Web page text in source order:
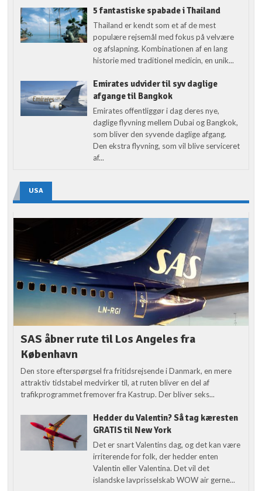
5 fantastiske spabade i Thailand
Thailand er kendt som et af de mest
populære rejsemål med fokus på velvære
og afslapning. Kombinationen af en lang
historie med traditionel medicin, en unik...
Emirates udvider til syv daglige
afgange til Bangkok
Emirates offentliggør i dag deres nye,
daglige flyvning mellem Dubai og Bangkok,
som bliver den syvende daglige afgang.
Den ekstra flyvning, som vil blive serviceret
af...
USA
SAS åbner rute til Los Angeles fra
København
Den store efterspørgsel fra fritidsrejsende i Danmark, en mere
attraktiv tidstabel medvirker til, at ruten bliver en del af
trafikprogrammet fremover fra Kastrup. Der bliver seks...
Hedder du Valentin? Så tag kæresten
GRATIS til New York
Det er snart Valentins dag, og det kan være
irriterende for folk, der hedder enten
Valentin eller Valentina. Det vil det
islandske lavprisselskab WOW air gerne...